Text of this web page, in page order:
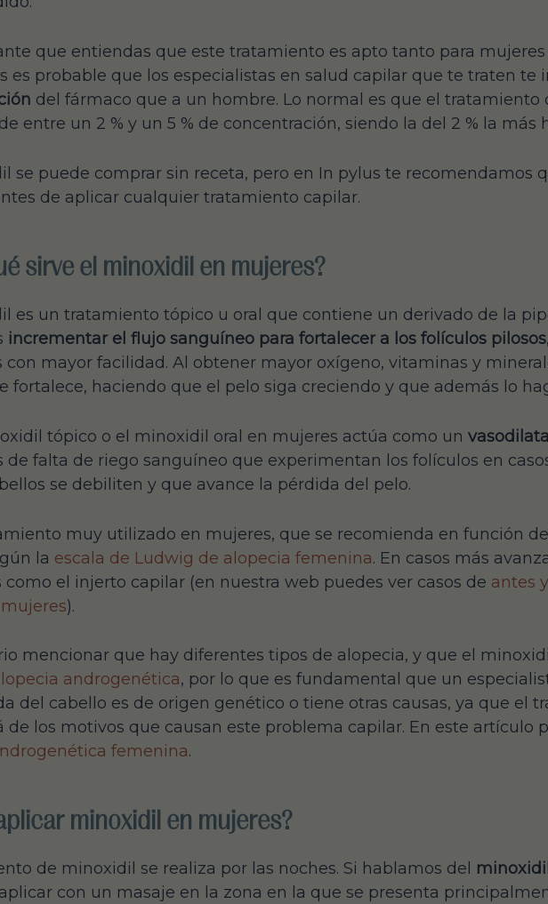
que entiendas que este tratamiento es apto tanto para
es probable que los especialistas en salud capilar que te traten te
del fármaco que a un hombre. Lo normal es que el
entre un 2 % y un 5 % de concentración, siendo la del 2 % la más
se puede comprar sin receta, pero en In pylus te recomendamos
de aplicar cualquier tratamiento capilar.
sirve el minoxidil en mujeres?
es un tratamiento tópico u oral que contiene un derivado de la
incrementar el flujo sanguíneo para fortalecer a los folículos pilosos
con mayor facilidad. Al obtener mayor oxígeno, vitaminas y
fortalece, haciendo que el pelo siga creciendo y que además lo
tópico o el minoxidil oral en mujeres actúa como un
de falta de riego sanguíneo que experimentan los folículos en
se debiliten y que avance la pérdida del pelo.
muy utilizado en mujeres, que se recomienda en función
la escala de Ludwig de alopecia femenina. En casos más
como el injerto capilar (en nuestra web puedes ver casos de antes
).
mencionar que hay diferentes tipos de alopecia, y que el
androgenética, por lo que es fundamental que un
del cabello es de origen genético o tiene otras causas, ya que el
de los motivos que causan este problema capilar. En este artículo
femenina.
minoxidil en mujeres?
de minoxidil se realiza por las noches. Si hablamos del
con un masaje en la zona en la que se presenta